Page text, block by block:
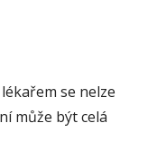
se nelze
může být celá